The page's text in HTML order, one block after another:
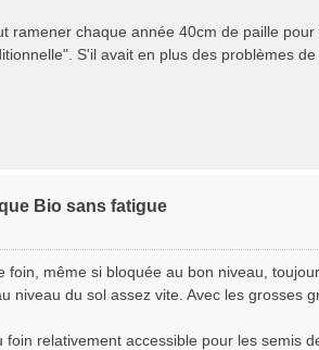
ramener chaque année 40cm de paille
S'il avait en plus des problèmes
Bio sans fatigue
même si bloquée au bon niveau,
du sol assez vite. Avec les grosses
relativement accessible pour les semis